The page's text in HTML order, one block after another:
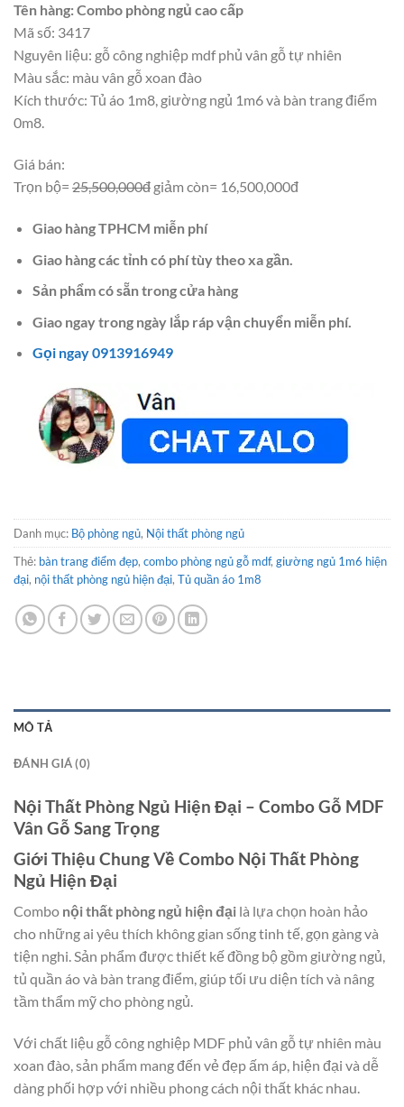
là:
là:
16.500.000 ₫.
Tên hàng: Combo phòng ngủ cao cấp
Mã số: 3417
Nguyên liệu: gỗ công nghiệp mdf phủ vân gỗ tự nhiên
Màu sắc: màu vân gỗ xoan đào
Kích thước: Tủ áo 1m8, giường ngủ 1m6 và bàn trang điểm
0m8.
Giá bán:
Trọn bộ= 25,500,000đ giảm còn= 16,500,000đ
Giao hàng TPHCM miễn phí
Giao hàng các tỉnh có phí tùy theo xa gần.
Sản phẩm có sẵn trong cửa hàng
Giao ngay trong ngày lắp ráp vận chuyển miễn phí.
Gọi ngay 0913916949
Danh mục: Bộ phòng ngủ, Nội thất phòng ngủ
Thẻ: bàn trang điểm đẹp, combo phòng ngủ gỗ mdf, giường ngủ 1m6 hiện
đại, nội thất phòng ngủ hiện đại, Tủ quần áo 1m8
MÔ TẢ
ĐÁNH GIÁ (0)
Nội Thất Phòng Ngủ Hiện Đại – Combo Gỗ MDF
Vân Gỗ Sang Trọng
Giới Thiệu Chung Về Combo Nội Thất Phòng
Ngủ Hiện Đại
Combo nội thất phòng ngủ hiện đại là lựa chọn hoàn hảo
cho những ai yêu thích không gian sống tinh tế, gọn gàng và
tiện nghi. Sản phẩm được thiết kế đồng bộ gồm giường ngủ,
tủ quần áo và bàn trang điểm, giúp tối ưu diện tích và nâng
tầm thẩm mỹ cho phòng ngủ.
Với chất liệu gỗ công nghiệp MDF phủ vân gỗ tự nhiên màu
xoan đào, sản phẩm mang đến vẻ đẹp ấm áp, hiện đại và dễ
dàng phối hợp với nhiều phong cách nội thất khác nhau.